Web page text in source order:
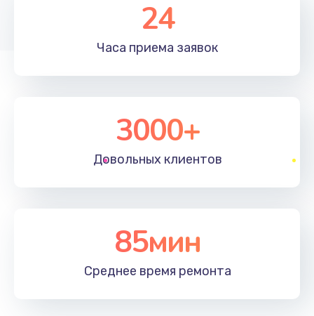
24
Часа приема заявок
3000+
Довольных клиентов
85мин
Среднее время ремонта